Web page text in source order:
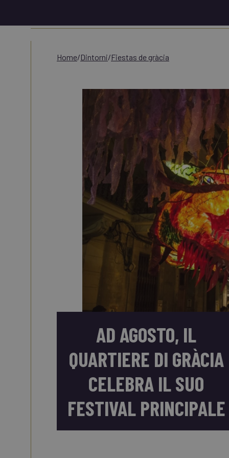
home/ dintorni/ fiestas de gràcia
AD AGOSTO, IL
QUARTIERE DI GRÀCIA
CELEBRA IL SUO
FESTIVAL PRINCIPALE